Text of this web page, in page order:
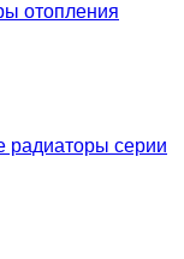
отопления
радиаторы серии